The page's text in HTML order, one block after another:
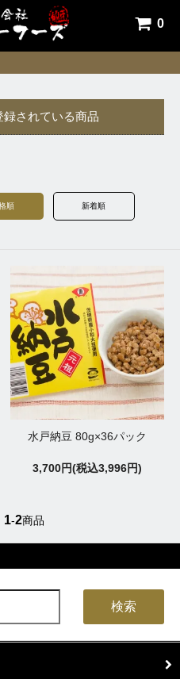
0
録されている商品
順 新着順
水戸納豆 80g×36パック
3,700円(税込3,996円)
1-2商品
検索